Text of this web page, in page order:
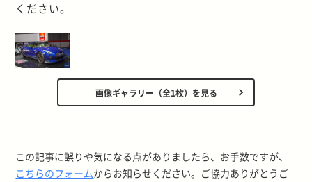
ください。
画像ギャラリー（全1枚）を見る
この記事に誤りや気になる点がありましたら、お手数ですが、
こちらのフォームからお知らせください。ご協力ありがとうご